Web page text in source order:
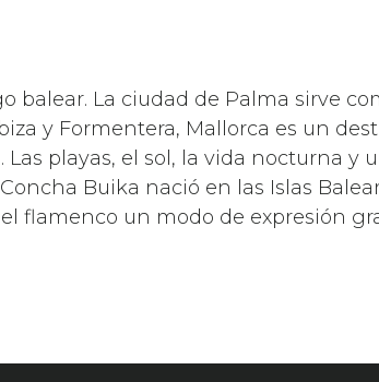
balear. La ciudad de Palma sirve
y Formentera, Mallorca es un
playas, el sol, la vida nocturna
Buika nació en las Islas
flamenco un modo de expresión